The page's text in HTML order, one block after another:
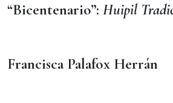
“Bicentenario”: Huipil
Francisca Palafox Herrán